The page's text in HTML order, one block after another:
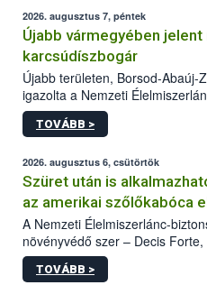
2026. augusztus 7, péntek
Újabb vármegyében
karcsúdíszbogár
Újabb területen, Borsod-Abaúj-
igazolta a Nemzeti
kőrisrontó karcsúdíszbogár
kártevőt nem csak
az intenzív felderítést, emellett
hatósággal is összehangolják a
TOVÁBB >
2026. augusztus 6, csütörtök
Szüret után is
az amerikai szőlőkabóca
A Nemzeti Élelmiszerlánc-
növényvédő szer – Decis
engedélyokiratát módosította,
egészen a vesszőérettség
TOVÁBB >